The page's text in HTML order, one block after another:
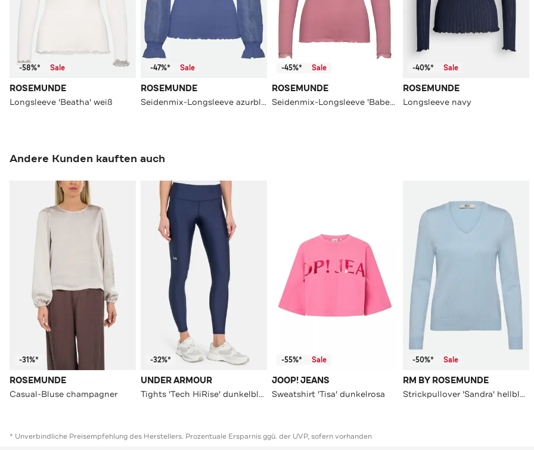
-58%* Sale
ROSEMUNDE
Longsleeve 'Beatha' weiß
-47%* Sale
ROSEMUNDE
Seidenmix-Longsleeve azurblau
-45%* Sale
ROSEMUNDE
Seidenmix-Longsleeve 'Babette' altrosa
-40%* Sale
ROSEMUNDE
Longsleeve navy
Andere Kunden kauften auch
-31%*
ROSEMUNDE
Casual-Bluse champagner
-32%*
UNDER ARMOUR
Tights 'Tech HiRise' dunkelblau
-55%* Sale
JOOP! JEANS
Sweatshirt 'Tisa' dunkelrosa
-50%* Sale
RM BY ROSEMUNDE
Strickpullover 'Sandra' hellblau
* Unverbindliche Preisempfehlung des Herstellers. Prozentuale Ersparnis ggü. der UVP, sofern vorhanden